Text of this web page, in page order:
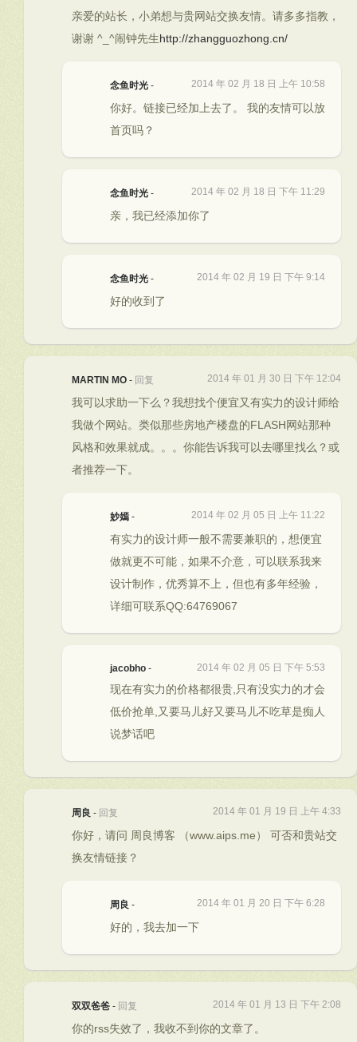
亲爱的站长，小弟想与贵网站交换友情。请多多指教，
谢谢 ^_^闹钟先生http://zhangguozhong.cn/
念鱼时光 - 2014 年 02 月 18 日 上午 10:58
你好。链接已经加上去了。 我的友情可以放
首页吗？
念鱼时光 - 2014 年 02 月 18 日 下午 11:29
亲，我已经添加你了
念鱼时光 - 2014 年 02 月 19 日 下午 9:14
好的收到了
MARTIN MO - 回复 2014 年 01 月 30 日 下午 12:04
我可以求助一下么？我想找个便宜又有实力的设计师给
我做个网站。类似那些房地产楼盘的FLASH网站那种
风格和效果就成。。。你能告诉我可以去哪里找么？或
者推荐一下。
妙嫣 - 2014 年 02 月 05 日 上午 11:22
有实力的设计师一般不需要兼职的，想便宜
做就更不可能，如果不介意，可以联系我来
设计制作，优秀算不上，但也有多年经验，
详细可联系QQ:64769067
jacobho - 2014 年 02 月 05 日 下午 5:53
现在有实力的价格都很贵,只有没实力的才会
低价抢单,又要马儿好又要马儿不吃草是痴人
说梦话吧
周良 - 回复 2014 年 01 月 19 日 上午 4:33
你好，请问 周良博客 （www.aips.me） 可否和贵站交
换友情链接？
周良 - 2014 年 01 月 20 日 下午 6:28
好的，我去加一下
双双爸爸 - 回复 2014 年 01 月 13 日 下午 2:08
你的rss失效了，我收不到你的文章了。